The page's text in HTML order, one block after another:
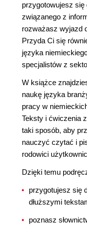
przygotowujesz
związanego z
rozważasz wyjazd
Przyda Ci się
języka
specjalistów z
W książce
naukę języka
pracy w
Teksty i ćwiczenia
taki sposób, aby
nauczyć czytać i
rodowici
Dzięki temu
przygotujesz się
dłuższymi
poznasz